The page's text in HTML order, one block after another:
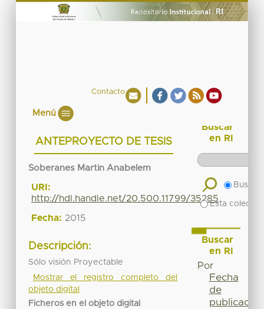
Contacto
Menú
ANTEPROYECTO DE TESIS
Soberanes Martin Anabelem
URI:
http://hdl.handle.net/20.500.11799/35285
Fecha: 2015
Descripción:
Sólo visión Proyectable
Mostrar el registro completo del
objeto digital
Ficheros en el objeto digital
Buscar
en RI
Buscar
Esta
Buscar
en RI
Por
Fecha
de
publicación